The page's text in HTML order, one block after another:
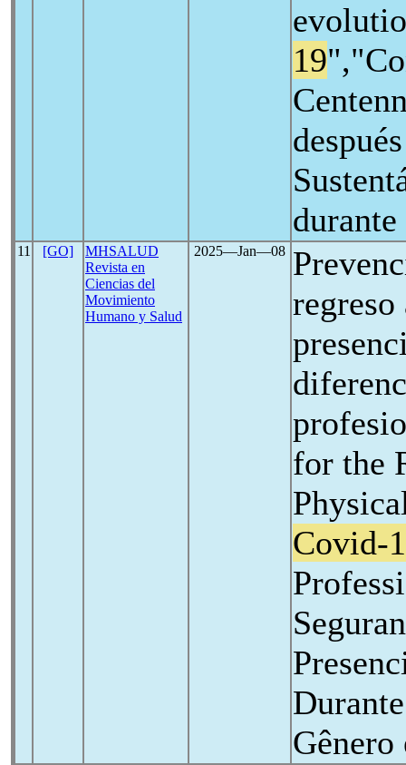
19
11 [GO]
MHSALUD
Revista en
Ciencias del
Movimiento
Humano y Salud
2025―Jan―08
for the
Covid-